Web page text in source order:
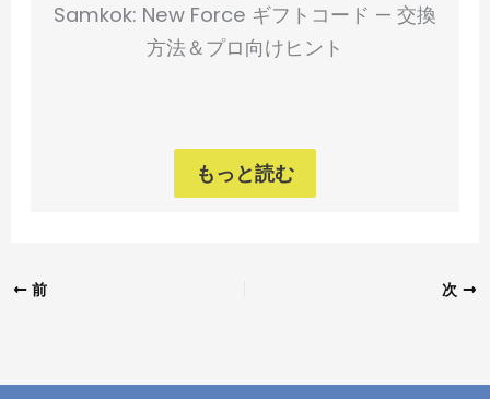
Samkok: New Force ギフトコード — 交換
方法＆プロ向けヒント
もっと読む
前 次